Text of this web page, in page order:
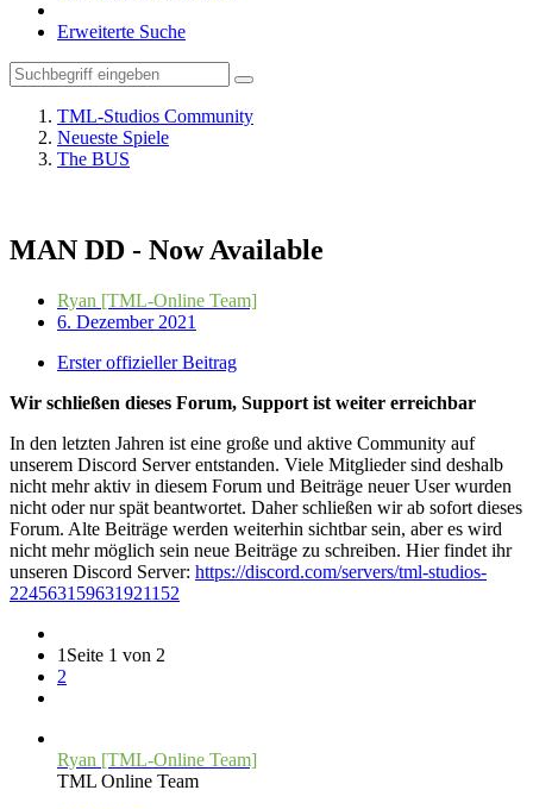
Erweiterte Suche
TML-Studios Community
Neueste Spiele
The BUS
MAN DD - Now Available
Ryan [TML-Online Team]
6. Dezember 2021
Erster offizieller Beitrag
Wir schließen dieses Forum, Support ist weiter erreichbar
In den letzten Jahren ist eine große und aktive Community auf
unserem Discord Server entstanden. Viele Mitglieder sind deshalb
nicht mehr aktiv in diesem Forum und Beiträge neuer User wurden
nicht oder nur spät beantwortet. Daher schließen wir ab sofort dieses
Forum. Alte Beiträge werden weiterhin sichtbar sein, aber es wird
nicht mehr möglich sein neue Beiträge zu schreiben. Hier findet ihr
unseren Discord Server: https://discord.com/servers/tml-studios-
224563159631921152
1 Seite 1 von 2
2
Ryan [TML-Online Team]
TML Online Team